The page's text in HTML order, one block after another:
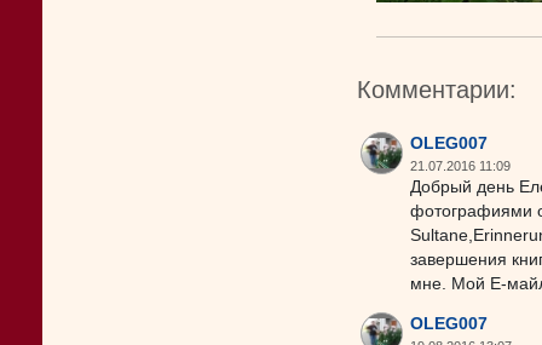
Комментарии:
OLEG007
21.07.2016 11:09
Добрый день
фотографиями
завершения
мне. Мой Е-
OLEG007